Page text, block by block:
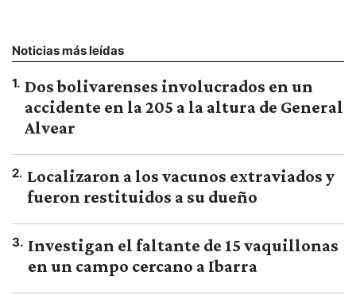
Noticias más leídas
1. Dos bolivarenses involucrados en un
accidente en la 205 a la altura de General
Alvear
2. Localizaron a los vacunos extraviados y
fueron restituidos a su dueño
3. Investigan el faltante de 15 vaquillonas
en un campo cercano a Ibarra